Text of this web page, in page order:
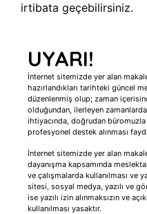
irtibata geçebilirsiniz.
UYARI!
İnternet sitemizde yer alan
hazırlandıkları tarihteki güncel
düzenlenmiş olup; zaman
olduğundan, ilerleyen
ihtiyacında, doğrudan
profesyonel destek alınması
İnternet sitemizde yer alan
dayanışma kapsamında
ve çalışmalarda kullanılması ve
sitesi, sosyal medya, yazılı ve
ise yazılı izin alınmaksızın ve
kullanılması yasaktır.